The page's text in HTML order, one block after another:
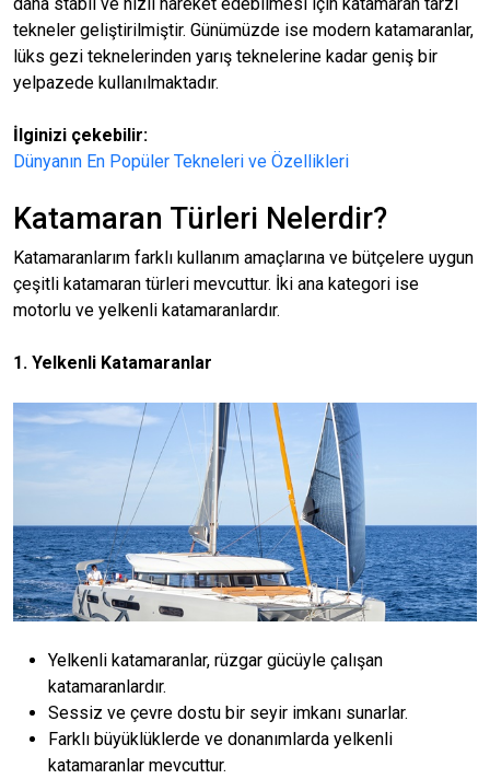
tekneler geliştirilmiştir. Günümüzde ise modern katamaranlar,
lüks gezi teknelerinden yarış teknelerine kadar geniş bir
yelpazede kullanılmaktadır.
İlginizi çekebilir:
Dünyanın En Popüler Tekneleri ve Özellikleri
Katamaran Türleri Nelerdir?
Katamaranlarım farklı kullanım amaçlarına ve bütçelere uygun
çeşitli katamaran türleri mevcuttur. İki ana kategori ise
motorlu ve yelkenli katamaranlardır.
1. Yelkenli Katamaranlar
Yelkenli katamaranlar, rüzgar gücüyle çalışan
katamaranlardır.
Sessiz ve çevre dostu bir seyir imkanı sunarlar.
Farklı büyüklüklerde ve donanımlarda yelkenli
katamaranlar mevcuttur.